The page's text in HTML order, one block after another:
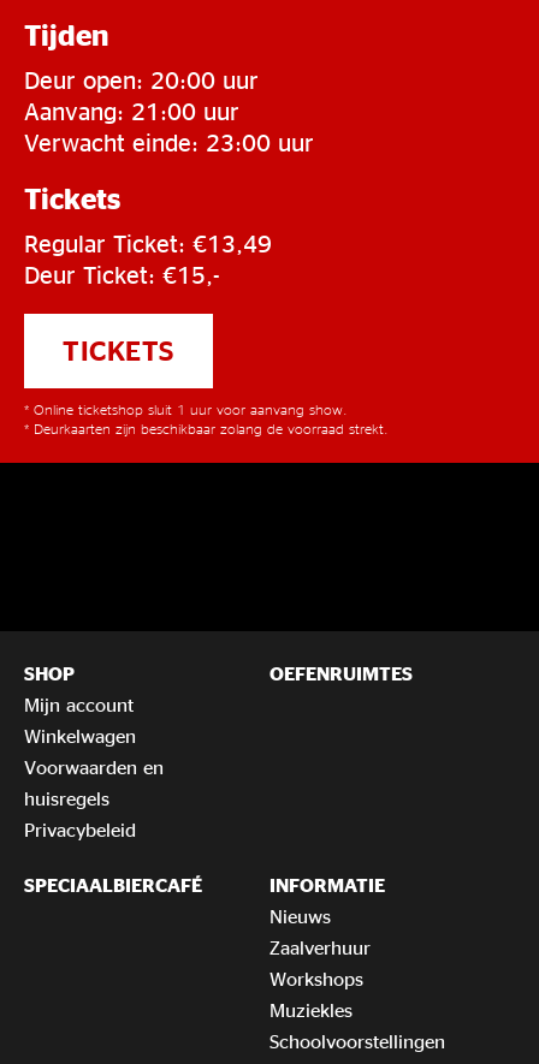
Tijden
Deur open: 20:00 uur
Aanvang: 21:00 uur
Verwacht einde: 23:00 uur
Tickets
Regular Ticket: €13,49
Deur Ticket: €15,-
TICKETS
* Online ticketshop sluit 1 uur voor aanvang show.
* Deurkaarten zijn beschikbaar zolang de voorraad strekt.
SHOP
Mijn account
Winkelwagen
Voorwaarden en
huisregels
Privacybeleid
OEFENRUIMTES
SPECIAALBIERCAFÉ
INFORMATIE
Nieuws
Zaalverhuur
Workshops
Muziekles
Schoolvoorstellingen